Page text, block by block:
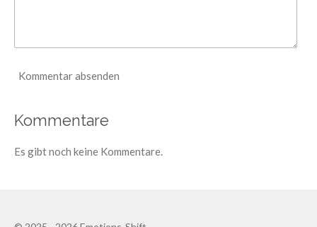
Kommentar absenden
Kommentare
Es gibt noch keine Kommentare.